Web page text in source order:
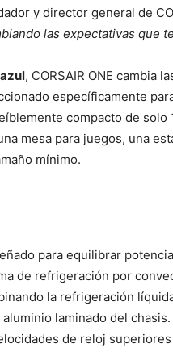
y director general de
las expectativas que
, CORSAIR ONE cambia
específicamente
compacto de solo
mesa para juegos, una
mínimo.
para equilibrar
de refrigeración por
la refrigeración
laminado del
de reloj